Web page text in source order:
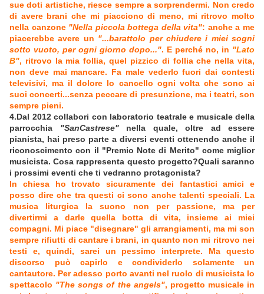
sue doti artistiche, riesce sempre a sorprendermi. Non credo
di avere brani che mi piacciono di meno, mi ritrovo molto
nella canzone "Nella piccola bottega della vita": anche a me
piacerebbe avere un "...barattolo per chiudere i miei sogni
sotto vuoto, per ogni giorno dopo...". E perché no, in "Lato
B", ritrovo la mia follia, quel pizzico di follia che nella vita,
non deve mai mancare. Fa male vederlo fuori dai contesti
televisivi, ma il dolore lo cancello ogni volta che sono ai
suoi concerti...senza peccare di presunzione, ma i teatri, son
sempre pieni.
4.Dal 2012 collabori con laboratorio teatrale e musicale della
parrocchia "SanCastrese"nella quale, oltre ad essere
pianista, hai preso parte a diversi eventi ottenendo anche il
riconoscimento con il "Premio Note di Merito" come miglior
musicista. Cosa rappresenta questo progetto?Quali saranno
i prossimi eventi che ti vedranno protagonista?
In chiesa ho trovato sicuramente dei fantastici amici e
posso dire che tra questi ci sono anche talenti speciali. La
musica liturgica la suono non per passione, ma per
divertirmi a darle quella botta di vita, insieme ai miei
compagni. Mi piace "disegnare" gli arrangiamenti, ma mi son
sempre rifiutti di cantare i brani, in quanto non mi ritrovo nei
testi e, quindi, sarei un pessimo interprete. Ma questo
discorso può capirlo e condividerlo solamente un
cantautore. Per adesso porto avanti nel ruolo di musicista lo
spettacolo "The songs of the angels", progetto musicale in